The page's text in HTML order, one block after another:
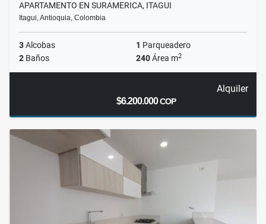
APARTAMENTO EN SURAMERICA, ITAGUI
Itagui, Antioquia, Colombia
3Alcobas 1 Parqueadero
2 Baños 240Área m2
Alquiler
$6.200.000COP